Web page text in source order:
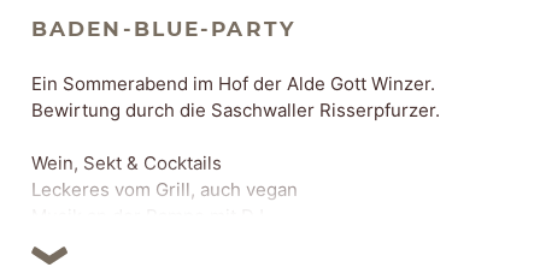
BADEN-BLUE-PARTY
Ein Sommerabend im Hof der Alde Gott Winzer.
Bewirtung durch die Saschwaller Risserpfurzer.
Wein, Sekt & Cocktails
Leckeres vom Grill, auch vegan
Beginn 18 Uhr